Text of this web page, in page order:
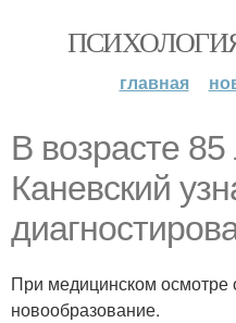
главная
В возрасте
Каневский
При медицинском осмотре
новообразование.